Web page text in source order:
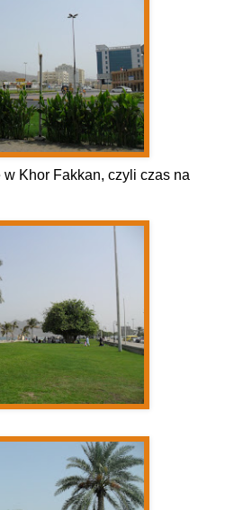
Khor Fakkan, czyli czas na